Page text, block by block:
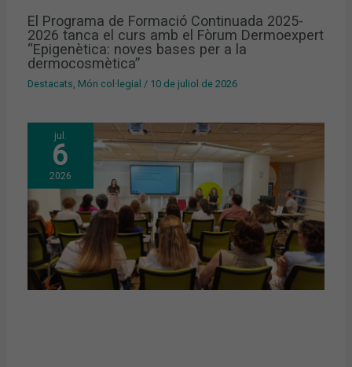
El Programa de Formació Continuada 2025-
2026 tanca el curs amb el Fòrum Dermoexpert
“Epigenètica: noves bases per a la
dermocosmètica”
Destacats Món col·legial / 10 de juliol de 2026
jul.
6
2026